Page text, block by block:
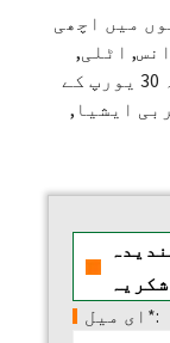
میں اچھی
اٹلی,
برازیل, پولینڈ اور اس سے زیادہ 30 یورپ کے
ایشیا,
ای میل*: